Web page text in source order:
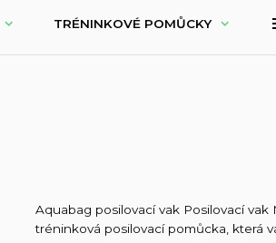
TRÉNINKOVÉ POMŮCKY
Aquabag posilovací vak Posilovací
tréninková posilovací pomůcka, která